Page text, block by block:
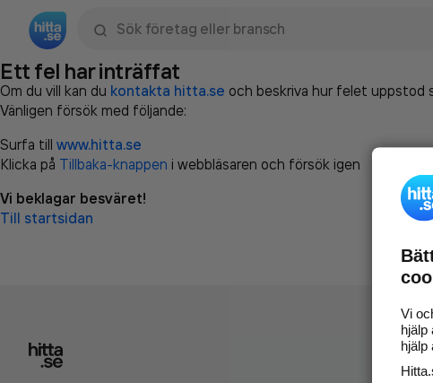
Ett fel har inträffat
Om du vill kan du kontakta hitta.se och beskriva hur felet uppstod
Vänligen försök med följande:
Surfa till www.hitta.se
Klicka på Tillbaka-knappen i webbläsaren och försök igen
Vi beklagar besväret!
Till startsidan
Vi
hjälp
hjälp